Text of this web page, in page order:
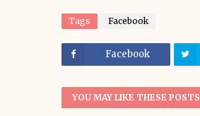
Tags Facebook
Facebook
YOU MAY LIKE THESE POSTS